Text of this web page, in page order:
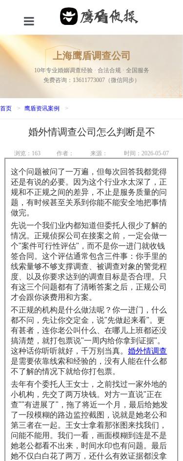
关于我们
新闻资讯
成功案例
联系我们
网站地图
上海鹰盾调查公司
10年专业婚姻调查经验 · 合法合规 · 全国服务
免费咨询：13611773007（微信同步）
首页 > 鹰盾资讯案例 >
婚外情调查公司怎么判断是不
浏览： 163 作者： 来源： 时间：2026-05-07
这个问题被问了一万遍，但每次回答我都觉得
还是有说的必要。因为这个行业水太深了，正
规和不正规之间的差异，不止是服务质量的问
题，有时候甚至关系到你能不能安全地把事情
做完。
先说一个我们业内都知道但委托人很少了解的
情况。正规侦探公司在接案之前，一定会做一
个"案件可行性评估"，而不是你一进门就收钱
签合同。这个评估通常包含三件事：你手里的
线索量够不够支撑调查、被调查对象的警觉程
度、以及你要求达到的调查目标是否合理。只
有这三个问题都有了清晰答案之后，正规公司
才会跟你谈费用和方案。
不正规的机构是什么做法呢？你一进门，什么
都不问，先让你交定金，说"先做起来看"。更
有甚者，连你老公叫什么、在哪儿上班都还没
搞清楚，就打包票说"一周内给你拿到证据"。
这种话你听听就好，千万别当真。婚外情调查
是需要依靠线索和经验的，没有人能在什么都
不了解的情况下就给你打包票。
去年有个委托人王女士，之前找过一家外地的
小机构，先交了两万块钱。对方一直说"正在
查""有进展了"，拖了将近一个月，最后给她发
了一段模糊的路边监控截图，说就是她老公和
第三者在一起。王女士拿着那张图来找我们，
问能不能用。我们一看，画面模糊到连是不是
她老公都看不出来，时间水印也有问题。最后
她不仅白白花了两万，还什么有效证据都没拿